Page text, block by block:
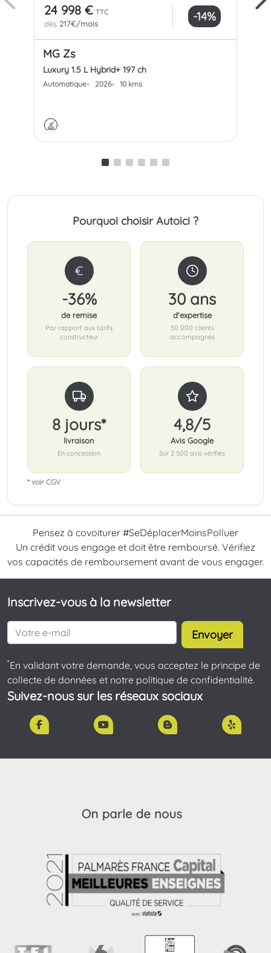
24 998 € TTC
dès 217€/mois -14%
MG Zs
Luxury 1.5 L Hybrid+ 197 ch
Automatique 2026 10 kms
Pourquoi choisir Autoici ?
€
-36%
de remise
Par rapport aux tarifs
constructeur
30 ans
d'expertise
50 000 clients
accompagnés
8 jours*
livraison
En concession
4,8/5
Avis Google
Sur 2 500 avis vérifiés
* voir CGV
Pensez à covoiturer #SeDéplacerMoinsPolluer
Un crédit vous engage et doit être remboursé. Vérifiez
vos capacités de remboursement avant de vous engager.
Inscrivez-vous à la newsletter
Envoyer
*En validant votre demande, vous acceptez le principe de
collecte de données et notre politique de confidentialité.
Suivez-nous sur les réseaux sociaux